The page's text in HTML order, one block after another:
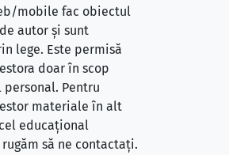
mobile fac obiectul
autor și sunt
lege. Este permisă
doar în scop
Pentru
materiale în alt
educațional
să ne contactați.